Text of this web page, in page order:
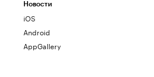
Новости
iOS
Android
AppGallery